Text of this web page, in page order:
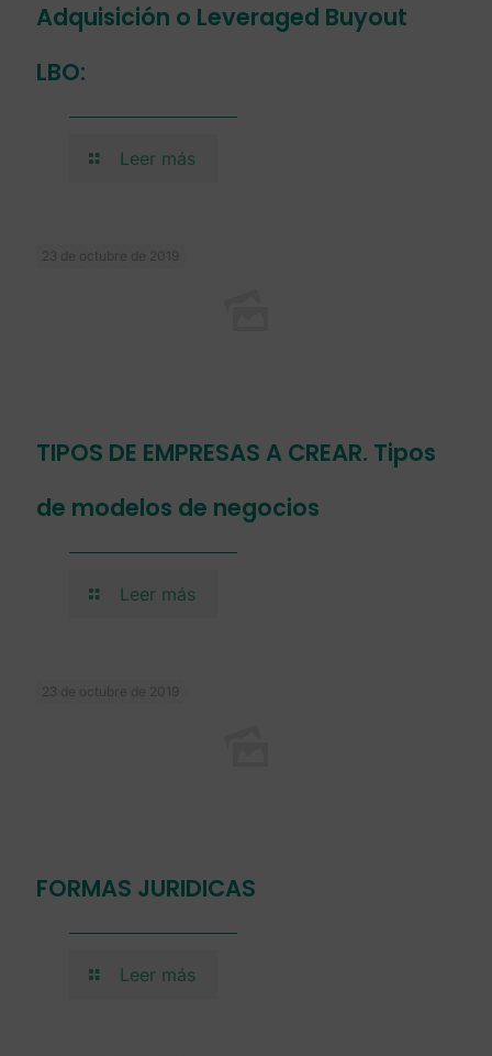
Adquisición o Leveraged Buyout
LBO:
Leer más
23 de octubre de 2019
TIPOS DE EMPRESAS A CREAR. Tipos
de modelos de negocios
Leer más
23 de octubre de 2019
FORMAS JURIDICAS
Leer más